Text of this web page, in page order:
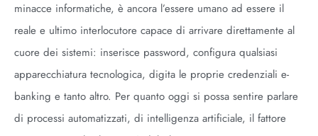
minacce informatiche, è ancora l’essere umano ad essere il
reale e ultimo interlocutore capace di arrivare direttamente al
cuore dei sistemi: inserisce password, configura qualsiasi
apparecchiatura tecnologica, digita le proprie credenziali e-
banking e tanto altro. Per quanto oggi si possa sentire parlare
di processi automatizzati, di intelligenza artificiale, il fattore